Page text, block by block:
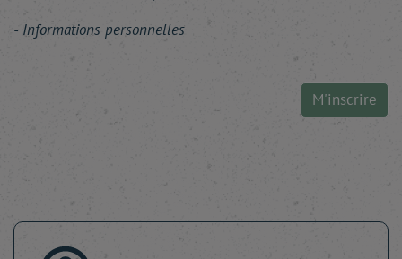
Informations personnelles
M'inscrire